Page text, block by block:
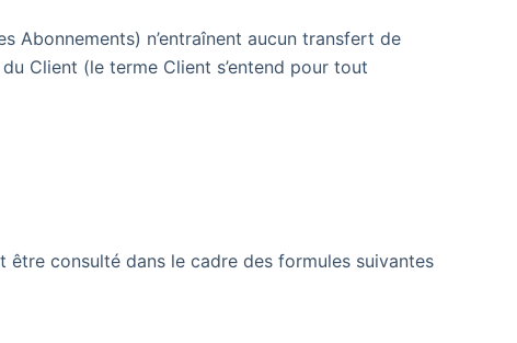
Abonnements) n’entraînent aucun transfert de
Client (le terme Client s’entend pour tout
consulté dans le cadre des formules suivantes